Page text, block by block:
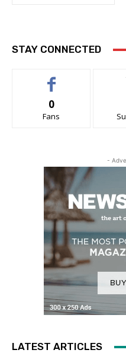
STAY CONNECTED
0
Fans
-
LATEST ARTICLES